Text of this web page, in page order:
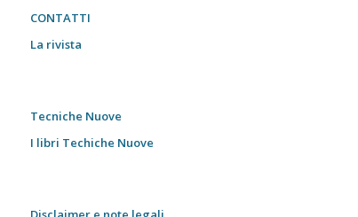
CONTATTI
La rivista
Tecniche Nuove
I libri Techiche Nuove